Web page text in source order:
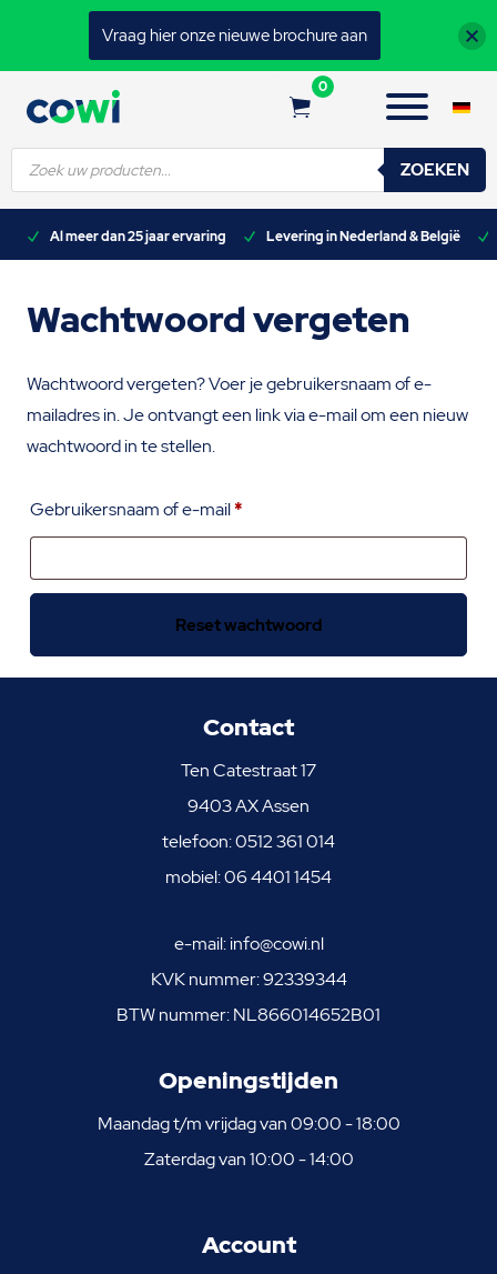
0
Producten
zoeken ZOEKEN
Al meer dan 25 jaar ervaring Levering in Nederland & België
Wachtwoord vergeten
Wachtwoord vergeten? Voer je gebruikersnaam of e-
mailadres in. Je ontvangt een link via e-mail om een nieuw
wachtwoord in te stellen.
Gebruikersnaam of e-mail*
Reset wachtwoord
Contact
Ten Catestraat 17
9403 AX Assen
telefoon:0512 361 014
mobiel:06 4401 1454
e-mail:info@cowi.nl
KVK nummer: 92339344
BTW nummer: NL866014652B01
Openingstijden
Maandag t/m vrijdag van 09:00 - 18:00
Zaterdag van 10:00 - 14:00
Account
Vraag hier onze nieuwe brochure aan